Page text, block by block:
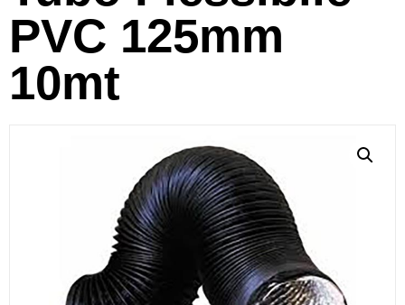
PVC 125mm
10mt